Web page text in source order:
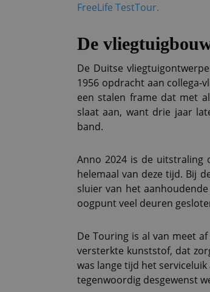
FreeLife TestTour.
De
De Duitse
1956 opdracht aan collega-
een stalen frame dat met
slaat aan, want drie jaar
band.
Anno 2024 is de uitstraling
helemaal van deze tijd. Bij
sluier van het
oogpunt veel deuren
De Touring is al van meet
versterkte kunststof, dat
was lange tijd het
tegenwoordig desgewenst